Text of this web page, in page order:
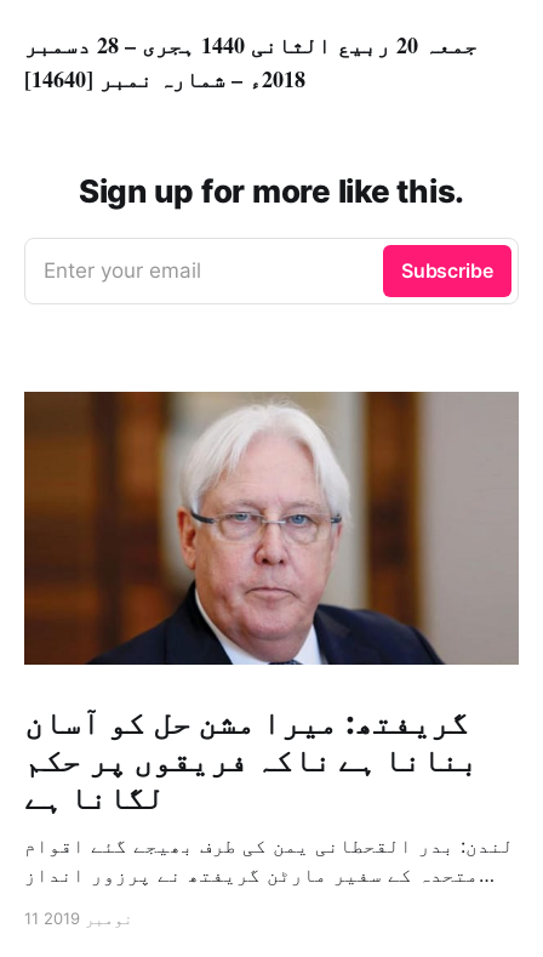
جمعہ 20 ربیع الثانی 1440 ہجری – 28 دسمبر
2018ء – شمارہ نمبر [14640]
Sign up for more like this.
Enter your email Subscribe
گریفتھ: میرا مشن حل کو آسان
بنانا ہے ناکہ فریقوں پر حکم
لگانا ہے
لندن: بدر القحطانی یمن کی طرف بھیجے گئے اقوام
متحدہ کے سفیر مارٹن گریفتھ نے پرزور انداز
ثالثی اور اس کشمکش کی حدبندی کرنے کے لئے ایک
11 نومبر 2019